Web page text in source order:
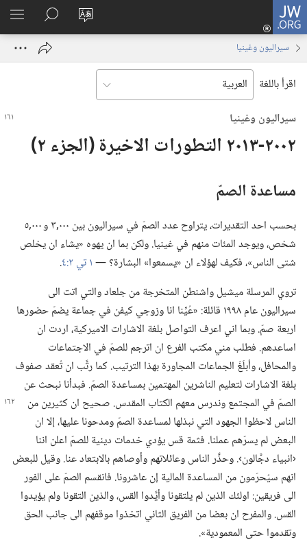
JW.ORG
تغيير
الموقع
تسجيل
الدخول
نافذة
البحث
في
JW.‎ORG
سيراليون وغينيا
اقرأ باللغة
سيراليون وغينيا
٢٠٠٢-‏٢٠١٣ التطورات الاخيرة (‏الجزء ٢)‏
مساعدة الصمّ
بحسب احد التقديرات،‏ يتراوح عدد الصمّ في سيراليون بين ٠٠٠‏,٣ و ٠٠٠‏,٥
شخص،‏ ويوجد المئات منهم في غينيا.‏ ولكن بما ان يهوه «يشاء ان يخلص
شتى الناس»،‏ فكيف لهؤلاء ان «يسمعوا» البشارة؟‏ —‏١ تي ٢:‏٤
‏.‏
تروي المرسلة ميشيل واشنطن المتخرجة من جلعاد والتي اتت الى
سيراليون عام ١٩٩٨ قائلة:‏ «عُيِّنا انا وزوجي كيفن في جماعة يضمّ حضورها
اربعة صمّ.‏ وبما اني اعرف التواصل بلغة الاشارات الاميركية،‏ اردت ان
اساعدهم.‏ فطلب مني مكتب الفرع ان اترجم للصمّ في الاجتماعات
والمحافل،‏ وأبلَغَ الجماعات المجاورة بهذا الترتيب.‏ كما رتَّب ان تُعقد صفوف
بلغة الاشارات لتعليم الناشرين المهتمين بمساعدة الصمّ.‏ فبدأنا نبحث عن
الصمّ في المجتمعوندرس معهم الكتاب المقدس.‏ صحيح ان كثيرين من
الناس لاحظوا الجهود التي نبذلها لمساعدة الصمّ ومدحونا عليها،‏ إلا ان
البعض لم يسرّهم عملنا.‏ فثمة قس يؤدي خدمات دينية للصمّ اعلن اننا
‹انبياء دجَّالون›.‏ وحذَّر الناس وعائلاتهم وأوصاهم بالابتعاد عنا.‏ وقيل للبعض
انهم سيُحرَمون من المساعدة المالية إن عاشرونا.‏ فانقسم الصمّ على الفور
الى فريقين:‏ اولئك الذين لم يلتقونا وأيَّدوا القس،‏ والذين التقونا ولم يؤيدوا
القس.‏ والمفرح ان بعضا من الفريق الثاني اتخذوا موقفهم الى جانب الحق
وتقدموا حتى المعمودية».‏